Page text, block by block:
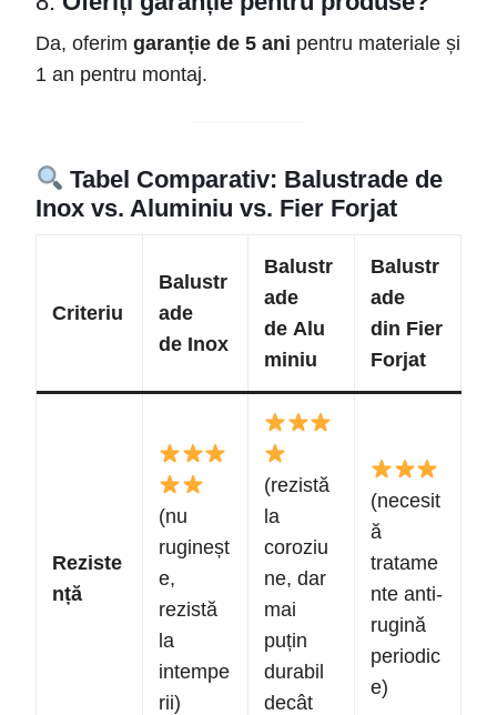
Da, oferim garanție de 5 ani pentru materiale și
1 an pentru montaj.
Tabel Comparativ: Balustrade de
Inox vs. Aluminiu vs. Fier Forjat
Criteriu
Balustr
ade
de Inox
Balustr
ade
de Alu
miniu
Balustr
ade
din Fier
Forjat
Reziste
nță
(nu
rugineșt
e,
rezistă
la
intempe
rii)
(rezistă
la
coroziu
ne, dar
mai
puțin
durabil
decât
(necesit
ă
tratame
nte anti-
rugină
periodic
e)